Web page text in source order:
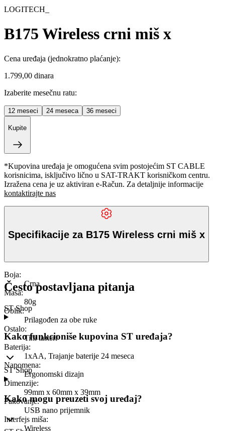
LOGITECH_
B175 Wireless crni miš x
Cena uređaja (jednokratno plaćanje):
1.799,00 dinara
Izaberite mesečnu ratu:
12 meseci 24 meseca 36 meseci
Kupite
*Kupovina uređaja je omogućena svim postojećim ST CABLE
korisnicima, isključivo lično u SAT-TRAKT korisničkom centru.
Izražena cena je uz aktiviran e-Račun. Za detaljnije informacije
kontaktirajte nas
Specifikacije za B175 Wireless crni miš x
Boja:
Crna
Masa:
80g
Oblik:
Prilagođen za obe ruke
Ostalo:
Tihi tasteri
Baterija:
1xAA, Trajanje baterije 24 meseca
Napomena:
Ergonomski dizajn
Dimenzije:
99mm x 60mm x 39mm
Pakovanje:
USB nano prijemnik
Interfejs miša:
Wireless
Često postavljana pitanja
ST Shop
Kako funkcioniše kupovina ST uređaja?
ST Shop
Kako mogu preuzeti svoj uređaj?